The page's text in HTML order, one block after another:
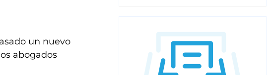
un nuevo
abogados